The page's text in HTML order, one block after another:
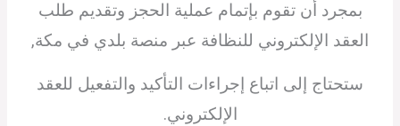
بمجرد أن تقوم بإتمام عملية الحجز وتقديم طلب
العقد الإلكتروني للنظافة عبر منصة بلدي في مكة,
ستحتاج إلى اتباع إجراءات التأكيد والتفعيل للعقد
الإلكتروني.